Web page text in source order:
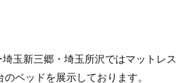
玉新三郷・埼玉所沢ではマットレス
ベッドを展示しております。